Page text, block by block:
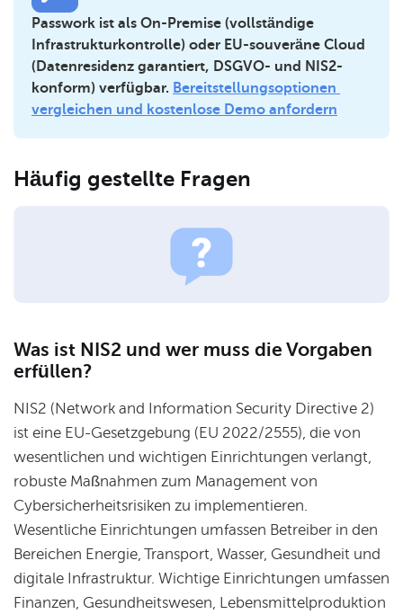
Passwork ist als On-Premise (vollständige
Infrastrukturkontrolle) oder EU-souveräne Cloud
(Datenresidenz garantiert, DSGVO- und NIS2-
konform) verfügbar. Bereitstellungsoptionen
vergleichen und kostenlose Demo anfordern
Häufig gestellte Fragen
Was ist NIS2 und wer muss die Vorgaben
erfüllen?
NIS2 (Network and Information Security Directive 2)
ist eine EU-Gesetzgebung (EU 2022/2555), die von
wesentlichen und wichtigen Einrichtungen verlangt,
robuste Maßnahmen zum Management von
Cybersicherheitsrisiken zu implementieren.
Wesentliche Einrichtungen umfassen Betreiber in den
Bereichen Energie, Transport, Wasser, Gesundheit und
digitale Infrastruktur. Wichtige Einrichtungen umfassen
Finanzen, Gesundheitswesen, Lebensmittelproduktion